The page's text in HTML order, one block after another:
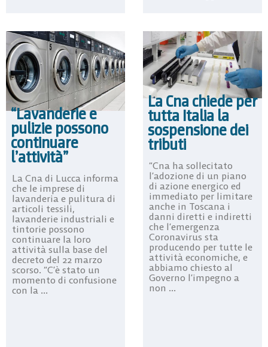
“Lavanderie e
pulizie possono
continuare
l’attività”
La Cna di Lucca informa
che le imprese di
lavanderia e pulitura di
articoli tessili,
lavanderie industriali e
tintorie possono
continuare la loro
attività sulla base del
decreto del 22 marzo
scorso. “C’è stato un
momento di confusione
con la ...
La Cna chiede per
tutta Italia la
sospensione dei
tributi
“Cna ha sollecitato
l’adozione di un piano
di azione energico ed
immediato per limitare
anche in Toscana i
danni diretti e indiretti
che l’emergenza
Coronavirus sta
producendo per tutte le
attività economiche, e
abbiamo chiesto al
Governo l’impegno a
non ...